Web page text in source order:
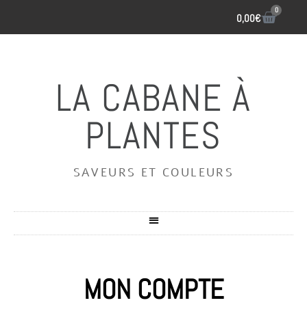
0,00€
0
LA CABANE À
PLANTES
SAVEURS ET COULEURS
MON COMPTE